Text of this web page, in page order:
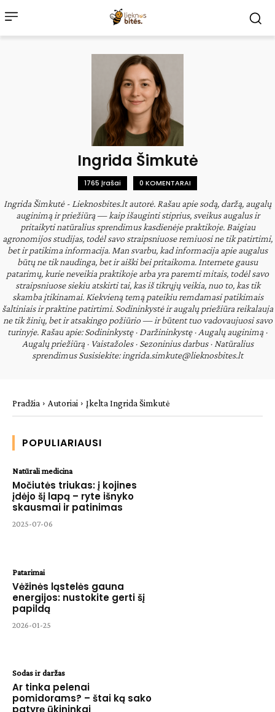
Ingrida Šimkutė
1765 Įrašai 0 KOMENTARAI
Ingrida Šimkutė - Lieknosbites.lt autorė. Rašau apie sodą, daržą, augalų
auginimą ir priežiūrą — kaip išauginti stiprius, sveikus augalus ir
pritaikyti natūralius sprendimus kasdienėje praktikoje. Baigiau
agronomijos studijas, todėl savo straipsniuose remiuosi ne tik patirtimi,
bet ir patikima informacija. Man svarbu, kad informacija apie augalus
būtų ne tik naudinga, bet ir aiški bei pritaikoma. Internete gausu
patarimų, kurie neveikia praktikoje arba yra paremti mitais, todėl savo
straipsniuose siekiu atskirti tai, kas iš tikrųjų veikia, nuo to, kas tik
skamba įtikinamai. Kiekvieną temą pateikiu remdamasi patikimais
šaltiniais ir praktine patirtimi. Sodininkystė ir augalų priežiūra reikalauja
ne tik žinių, bet ir atsakingo požiūrio — ir būtent tuo vadovaujuosi savo
turinyje. Rašau apie: Sodininkystę · Daržininkystę · Augalų auginimą ·
Augalų priežiūrą · Vaistažoles · Sezoninius darbus · Natūralius
sprendimus Susisiekite: ingrida.simkute@lieknosbites.lt
Pradžia Autoriai Įkelta Ingrida Šimkutė
POPULIARIAUSI
Natūrali medicina
Močiutės triukas: į kojines
įdėjo šį lapą – ryte išnyko
skausmai ir patinimas
2025-07-06
Patarimai
Vėžinės ląstelės gauna
energijos: nustokite gerti šį
papildą
2026-01-25
Sodas ir daržas
Ar tinka pelenai
pomidorams? – štai ką sako